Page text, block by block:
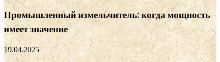
Промышленный измельчитель: когда мощность
имеет значение
19.04.2025